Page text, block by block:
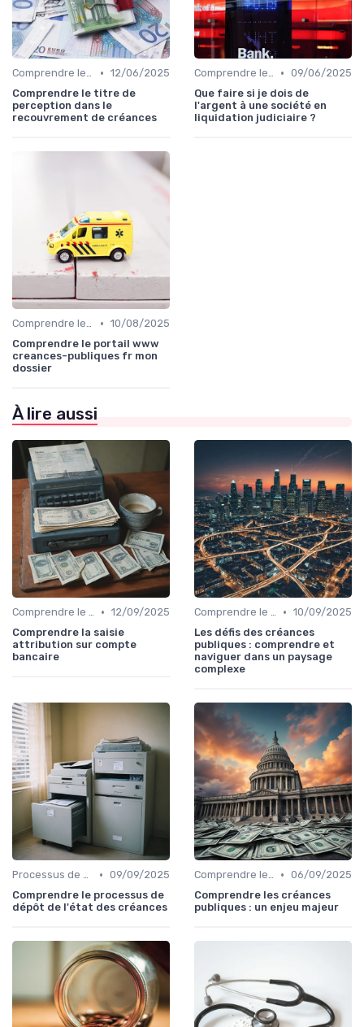
Comprendre le Recouvrement de Créances • 12/06/2025
Comprendre le titre de
perception dans le
recouvrement de créances
Comprendre le Recouvrement de Créances • 09/06/2025
Que faire si je dois de
l'argent à une société en
liquidation judiciaire ?
Comprendre le Recouvrement de Créances • 10/08/2025
Comprendre le portail www
creances-publiques fr mon
dossier
À lire aussi
Comprendre le Recouvrement de Créances • 12/09/2025
Comprendre la saisie
attribution sur compte
bancaire
Comprendre le Recouvrement de Créances • 10/09/2025
Les défis des créances
publiques : comprendre et
naviguer dans un paysage
complexe
Processus de Recouvrement • 09/09/2025
Comprendre le processus de
dépôt de l'état des créances
Comprendre le Recouvrement de Créances • 06/09/2025
Comprendre les créances
publiques : un enjeu majeur